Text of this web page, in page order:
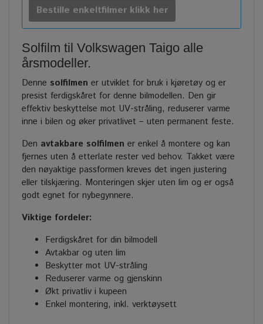
Bestille enkeltfilmer klikk her
Solfilm til Volkswagen Taigo alle
årsmodeller.
Denne solfilmen er utviklet for bruk i kjøretøy og er
presist ferdigskåret for denne bilmodellen. Den gir
effektiv beskyttelse mot UV-stråling, reduserer varme
inne i bilen og øker privatlivet – uten permanent feste.
Den avtakbare solfilmen er enkel å montere og kan
fjernes uten å etterlate rester ved behov. Takket være
den nøyaktige passformen kreves det ingen justering
eller tilskjæring. Monteringen skjer uten lim og er også
godt egnet for nybegynnere.
Viktige fordeler:
Ferdigskåret for din bilmodell
Avtakbar og uten lim
Beskytter mot UV-stråling
Reduserer varme og gjenskinn
Økt privatliv i kupeen
Enkel montering, inkl. verktøysett